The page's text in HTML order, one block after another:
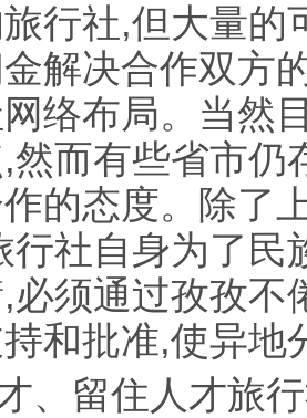
行社,但大量的
解决合作双方
络布局。当然
然而有些省市
的态度。除了
行社自身为了民
必须通过孜孜
和批准,使异地
、留住人才旅